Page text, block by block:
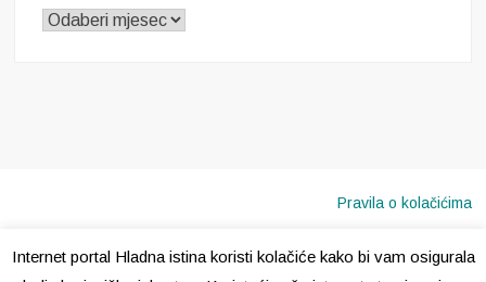
ARHIVA
Pravila o kolačićima
Internet portal Hladna istina koristi kolačiće kako bi vam osigurala
Copyright © 2020 · Sva prava pridržana · Hladna Istina